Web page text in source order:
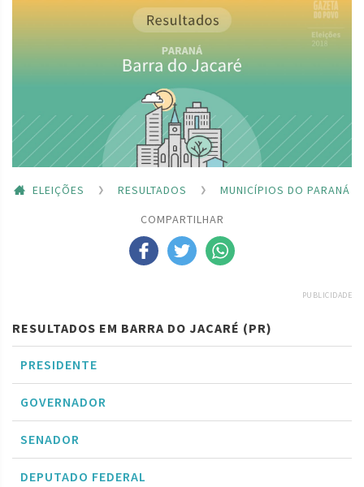
ELEIÇÕES RESULTADOS
MUNICÍPIOS DO PARANÁ
COMPARTILHAR
PUBLICIDADE
RESULTADOS EM BARRA DO JACARÉ (PR)
PRESIDENTE
GOVERNADOR
SENADOR
DEPUTADO FEDERAL